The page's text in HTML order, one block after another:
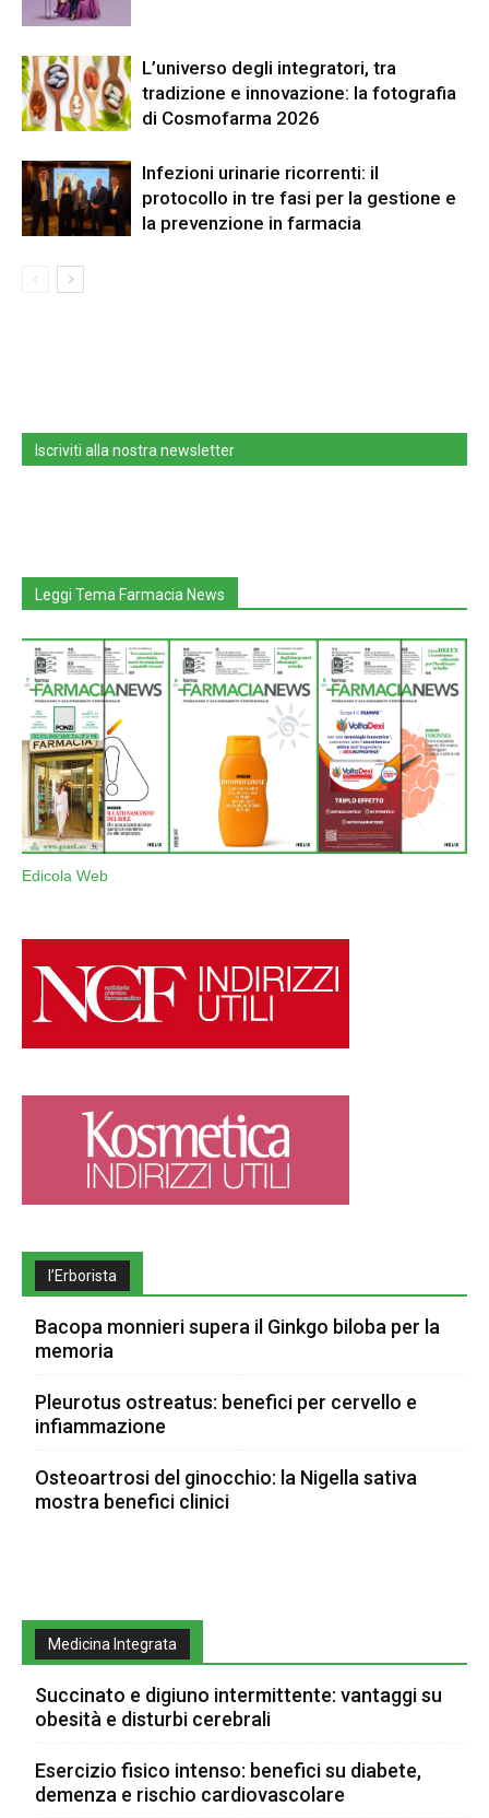
L’universo degli integratori, tra
tradizione e innovazione: la fotografia
di Cosmofarma 2026
Infezioni urinarie ricorrenti: il
protocollo in tre fasi per la gestione e
la prevenzione in farmacia
Iscriviti alla nostra newsletter
Leggi Tema Farmacia News
Edicola Web
l’Erborista
Bacopa monnieri supera il Ginkgo biloba per la
memoria
Pleurotus ostreatus: benefici per cervello e
infiammazione
Osteoartrosi del ginocchio: la Nigella sativa
mostra benefici clinici
Medicina Integrata
Succinato e digiuno intermittente: vantaggi su
obesità e disturbi cerebrali
Esercizio fisico intenso: benefici su diabete,
demenza e rischio cardiovascolare